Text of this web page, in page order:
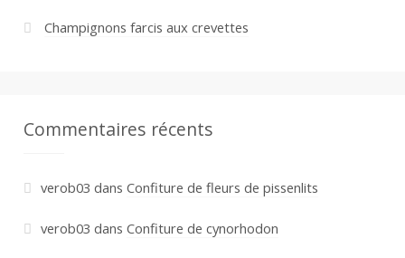
Champignons farcis aux crevettes
Commentaires récents
verob03 dans Confiture de fleurs de pissenlits
verob03 dans Confiture de cynorhodon